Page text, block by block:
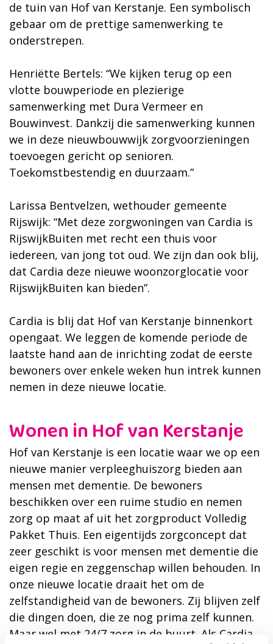
de tuin van Hof van Kerstanje. Een symbolisch
gebaar om de prettige samenwerking te
onderstrepen.
Henriëtte Bertels: “We kijken terug op een
vlotte bouwperiode en plezierige
samenwerking met Dura Vermeer en
Bouwinvest. Dankzij die samenwerking kunnen
we in deze nieuwbouwwijk zorgvoorzieningen
toevoegen gericht op senioren.
Toekomstbestendig en duurzaam.”
Larissa Bentvelzen, wethouder gemeente
Rijswijk: “Met deze zorgwoningen van Cardia is
RijswijkBuiten met recht een thuis voor
iedereen, van jong tot oud. We zijn dan ook blij,
dat Cardia deze nieuwe woonzorglocatie voor
RijswijkBuiten kan bieden”.
Cardia is blij dat Hof van Kerstanje binnenkort
opengaat. We leggen de komende periode de
laatste hand aan de inrichting zodat de eerste
bewoners over enkele weken hun intrek kunnen
nemen in deze nieuwe locatie.
Wonen in Hof van Kerstanje
Hof van Kerstanje is een locatie waar we op een
nieuwe manier verpleeghuiszorg bieden aan
mensen met dementie. De bewoners
beschikken over een ruime studio en nemen
zorg op maat af uit het zorgproduct Volledig
Pakket Thuis. Een eigentijds zorgconcept dat
zeer geschikt is voor mensen met dementie die
eigen regie en zeggenschap willen behouden. In
onze nieuwe locatie draait het om de
zelfstandigheid van de bewoners. Zij blijven zelf
die dingen doen, die ze nog prima zelf kunnen.
Maar wel met 24/7 zorg in de buurt. Als Cardia